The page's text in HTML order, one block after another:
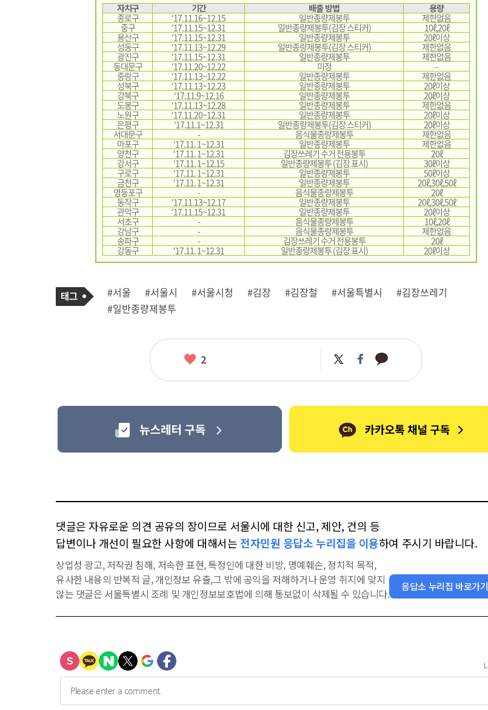
자치구
기간 배출 방법
용량
종로구
‘17.11.16~12.15 일반종량제봉투
제한없음
중구
‘17.11.15~12.31 일반종량제봉투(김장 스티커)
10ℓ,20ℓ
용산구
‘17.11.15~12.31 일반종량제봉투
20ℓ이상
성동구
‘17.11.13~12.29 일반종량제봉투(김장 스티커)
제한없음
광진구
‘17.11.15~12.31 일반종량제봉투
제한없음
동대문구
‘17.11.20~12.22 미정
-
중랑구
‘17.11.13~12.22 일반종량제봉투
제한없음
성북구
‘17.11.13~12.23 일반종량제봉투
20ℓ이상
강북구
‘17.11.9~12.16 일반종량제봉투
20ℓ이상
도봉구
‘17.11.13~12.28 일반종량제봉투
제한없음
노원구
‘17.11.20~12.31 일반종량제봉투
20ℓ이상
은평구
‘17.11.1~12.31 일반종량제봉투(김장 스티커)
20ℓ이상
서대문구
- 음식물종량제봉투
제한없음
마포구
‘17.11. 1~12.31 일반종량제봉투
제한없음
양천구
‘17.11. 1~12.31 김장쓰레기 수거 전용봉투
20ℓ
강서구
‘17.11. 1~12.15 일반종량제봉투 (김장 표시)
30ℓ이상
구로구
‘17.11. 1~12.31 일반종량제봉투
50ℓ이상
금천구
‘17.11. 1~12.31 일반종량제봉투
20ℓ,30ℓ,50ℓ
영등포구
- 음식물종량제봉투
20ℓ
동작구
‘17.11.13~12.17 일반종량제봉투
20ℓ,30ℓ,50ℓ
관악구
‘17.11.15~12.31 일반종량제봉투
20ℓ이상
서초구
- 음식물종량제봉투
10ℓ,20ℓ
강남구
- 음식물종량제봉투
제한없음
송파구
- 김장쓰레기 수거 전용봉투
20ℓ
강동구
‘17.11. 1~12.31 일반종량제봉투 (김장 표시) 20ℓ이상
사
관
련
태
그
#서울 #서울시 #서울시청 #김장 #김장철 #서울특별시
#김장쓰레기
#일반종량제봉투
좋
2 트
위
페
이
카
카
댓글은 자유로운 의견 공유의 장이므로 서울시에 대한 신고, 제안, 건의 등
답변이나 개선이 필요한 사항에 대해서는 전자민원 응답소 누리집을 이용하여 주시기 바랍니다.
상업성 광고, 저작권 침해, 저속한 표현, 특정인에 대한 비방, 명예훼손, 정치적 목적,
유사한 내용의 반복적 글, 개인정보 유출,그 밖에 공익을 저해하거나 운영 취지에 맞지
않는 댓글은 서울특별시 조례 및 개인정보보호법에 의해 통보없이 삭제될 수 있습니다.
응답소 누리집 바로가기